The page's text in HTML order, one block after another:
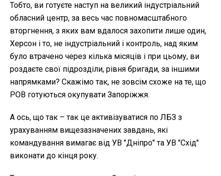
Тобто, ви готуєте наступ на великий індустріальний
обласний центр, за весь час повномасштабного
вторгнення, з яких вам вдалося захопити лише один,
Херсон і то, не індустріальний і контроль, над яким
було втрачено через кілька місяців і при цьому, ви
роздаєте свої підрозділи, рівня бригади, за іншими
напрямками? Скажімо так, не зовсім схоже на те, що
РОВ готуються окупувати Запоріжжя.
А ось, що так – так це активізуватися по ЛБЗ з
урахуванням вищезазначених завдань, які
командування вимагає від УВ "Дніпро" та УВ "Схід"
виконати до кінця року.